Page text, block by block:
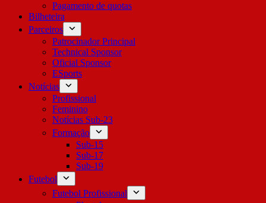
Pagamento de quotas
Bilheteira
Parceiros
Patrocinador Principal
Technical Sponsor
Oficial Sponsor
ESports
Notícias
Profissional
Feminino
Notícias Sub-23
Formação
Sub-15
Sub-17
Sub-19
Futebol
Futebol Profissional